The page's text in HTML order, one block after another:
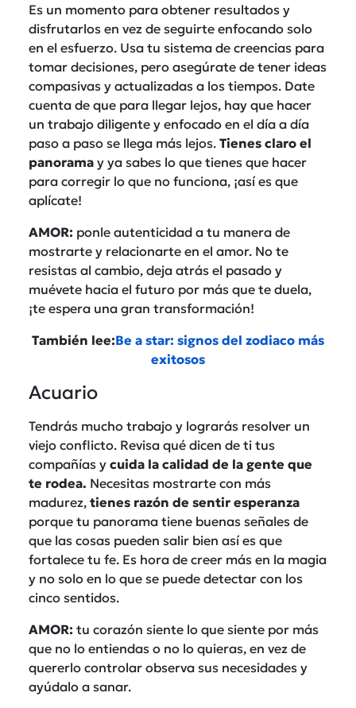
Es un momento para obtener resultados y
disfrutarlos en vez de seguirte enfocando solo
en el esfuerzo. Usa tu sistema de creencias para
tomar decisiones, pero asegúrate de tener ideas
compasivas y actualizadas a los tiempos. Date
cuenta de que para llegar lejos, hay que hacer
un trabajo diligente y enfocado en el día a día
paso a paso se llega más lejos. Tienes claro el
panorama y ya sabes lo que tienes que hacer
para corregir lo que no funciona, ¡así es que
aplícate!
AMOR: ponle autenticidad a tu manera de
mostrarte y relacionarte en el amor. No te
resistas al cambio, deja atrás el pasado y
muévete hacia el futuro por más que te duela,
¡te espera una gran transformación!
También lee:Be a star: signos del zodiaco más
exitosos
Acuario
Tendrás mucho trabajo y lograrás resolver un
viejo conflicto. Revisa qué dicen de ti tus
compañías y cuida la calidad de la gente que
te rodea. Necesitas mostrarte con más
madurez, tienes razón de sentir esperanza
porque tu panorama tiene buenas señales de
que las cosas pueden salir bien así es que
fortalece tu fe. Es hora de creer más en la magia
y no solo en lo que se puede detectar con los
cinco sentidos.
AMOR: tu corazón siente lo que siente por más
que no lo entiendas o no lo quieras, en vez de
quererlo controlar observa sus necesidades y
ayúdalo a sanar.